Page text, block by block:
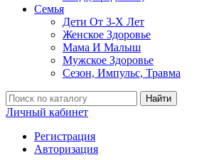
Семья
Дети От 3-Х Лет
Женское Здоровье
Мама И Малыш
Мужское Здоровье
Сезон, Импульс, Травма
Найти
Личный кабинет
Регистрация
Авторизация